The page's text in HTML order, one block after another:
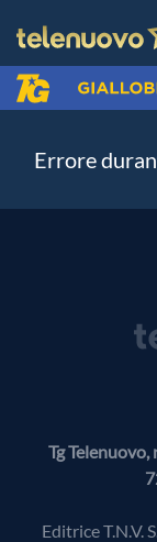
Errore
Tg
Editrice T.N.V.